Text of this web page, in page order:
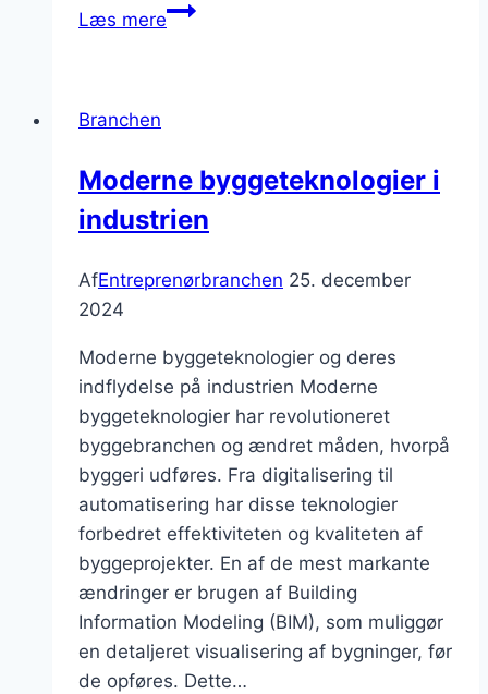
Læs mereByggeservice
en
forskel
Branchen
Moderne byggeteknologier i
industrien
AfEntreprenørbranchen 25. december
2024
Moderne byggeteknologier og deres
indflydelse på industrien Moderne
byggeteknologier har revolutioneret
byggebranchen og ændret måden, hvorpå
byggeri udføres. Fra digitalisering til
automatisering har disse teknologier
forbedret effektiviteten og kvaliteten af
byggeprojekter. En af de mest markante
ændringer er brugen af Building
Information Modeling (BIM), som muliggør
en detaljeret visualisering af bygninger, før
de opføres. Dette…